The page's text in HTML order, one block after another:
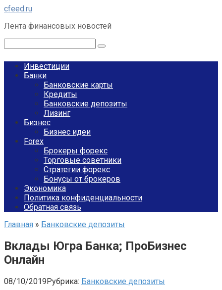
Перейти
контенту
cfeed.ru
Лента финансовых новостей
Инвестиции
Банки
Банковские карты
Кредиты
Банковские депозиты
Лизинг
Бизнес
Бизнес идеи
Forex
Брокеры форекс
Торговые советники
Стратегии форекс
Бонусы от брокеров
Экономика
Политика конфиденциальности
Обратная связь
Главная » Банковские депозиты
Вклады Югра Банка; ПроБизнес
Онлайн
08/10/2019Рубрика: Банковские депозиты